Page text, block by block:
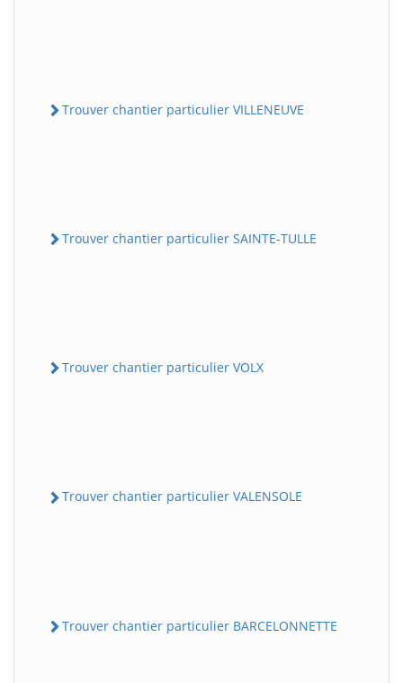
Trouver chantier particulier VILLENEUVE
Trouver chantier particulier SAINTE-TULLE
Trouver chantier particulier VOLX
Trouver chantier particulier VALENSOLE
Trouver chantier particulier BARCELONNETTE